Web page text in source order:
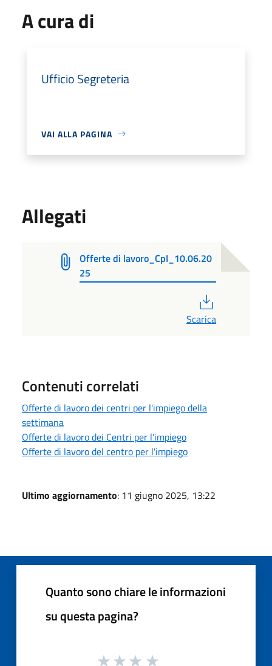
A cura di
Ufficio Segreteria
VAI ALLA PAGINA
Allegati
Offerte di lavoro_CpI_10.06.20
25
Scarica
Contenuti correlati
Offerte di lavoro dei centri per l'impiego della
settimana
Offerte di lavoro dei Centri per l'impiego
Offerte di lavoro del centro per l'impiego
Ultimo aggiornamento: 11 giugno 2025, 13:22
Quanto sono chiare le informazioni
su questa pagina?